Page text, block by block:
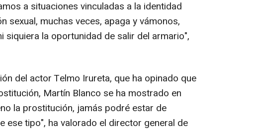
a situaciones vinculadas a la identidad
sexual, muchas veces, apaga y vámonos,
siquiera la oportunidad de salir del armario",
del actor Telmo Irureta, que ha opinado que
Martín Blanco se ha mostrado en
la prostitución, jamás podré estar de
ese tipo", ha valorado el director general de